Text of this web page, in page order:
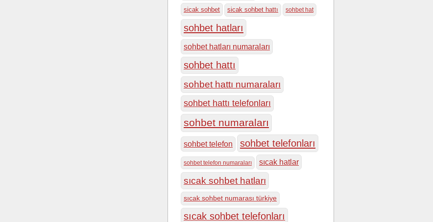
sicak sohbet sicak sohbet hattı sohbet hat
sohbet hatları
sohbet hatları numaraları
sohbet hattı
sohbet hattı numaraları
sohbet hattı telefonları
sohbet numaraları
sohbet telefon sohbet telefonları
sohbet telefon numaraları sıcak hatlar
sıcak sohbet hatları
sıcak sohbet numarası türkiye
sıcak sohbet telefonları